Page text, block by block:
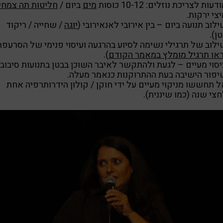
לצריכת נוזלים: 10-12 כוסות מיםביום /חליטות תה
ירקות.
תנועה ביום – בין אירובי לאנאירובי (יוגה/ שחייה / ריקוד
של תרגילי נשימה לסיוע בהרגעה ועיסוי פנימי של
תרגיל מומלץ במאמר הקודם).
מעיים – לגעת ולהתקשר לאיבר השוכן בבטן בתנועות
הישיבה בעת ההתרוקנות כנאמר מעלה.
תחששו מניקוי מעיים על ידי חוקן / קולון הידרותרפיה אחת
שנה (כמו שיננית).